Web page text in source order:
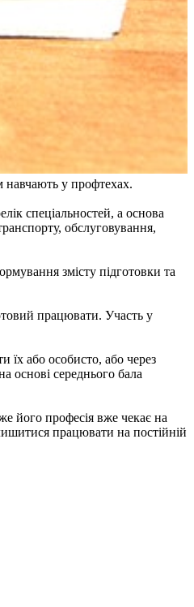
навчають у профтехах.
спеціальностей, а основа
обслуговування,
змісту підготовки та
працювати. Участь у
їх або особисто, або через
основі середнього бала
його професія вже чекає на
працювати на постійній